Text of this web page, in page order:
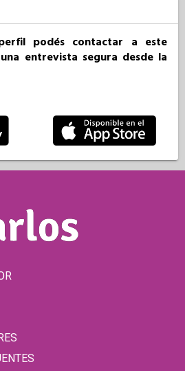
podés contactar a este
entrevista segura desde la